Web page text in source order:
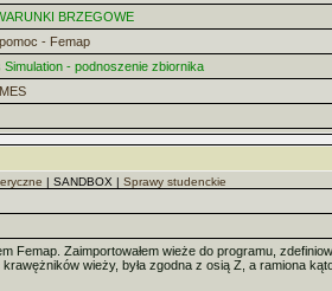
BRZEGOWE
- Femap
Simulation - podnoszenie zbiornika
| SANDBOX | Sprawy studenckie
Femap. Zaimportowałem wieże do programu,
wieży, była zgodna z osią Z, a ramiona